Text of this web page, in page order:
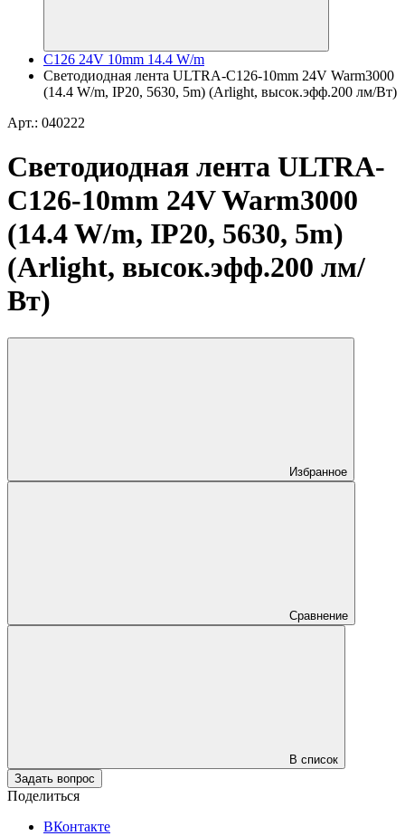
C126 24V 10mm 14.4 W/m
Светодиодная лента ULTRA-C126-10mm 24V Warm3000
(14.4 W/m, IP20, 5630, 5m) (Arlight, высок.эфф.200 лм/Вт)
Арт.: 040222
Светодиодная лента ULTRA-
C126-10mm 24V Warm3000
(14.4 W/m, IP20, 5630, 5m)
(Arlight, высок.эфф.200 лм/
Вт)
Избранное
Сравнение
В список
Задать вопрос
Поделиться
ВКонтакте